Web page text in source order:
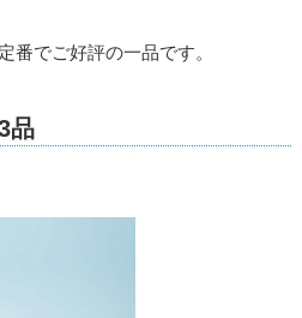
番でご好評の一品です。
品